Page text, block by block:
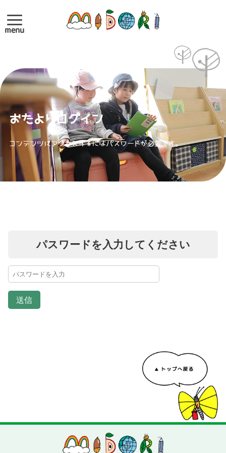
menu
おたよりログイン
コンテンツにアクセスするにはパスワードが必要です。
パスワードを入力してください
送信